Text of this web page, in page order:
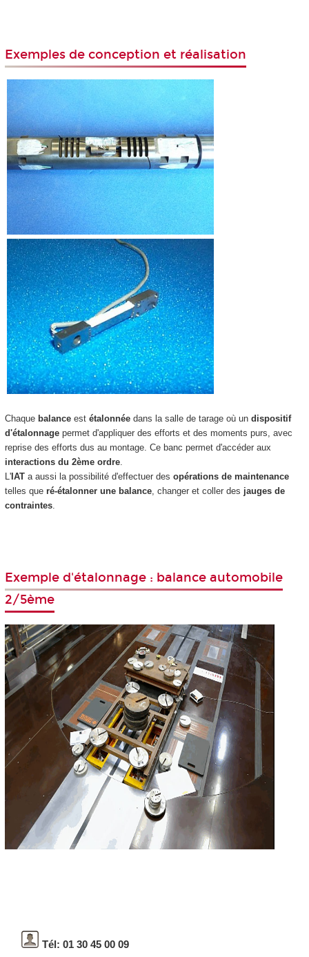
Exemples de conception et réalisation
Chaque balanceest étalonnée dans la salle de tarage où un dispositif
d'étalonnagepermet d'appliquer des efforts et des moments purs, avec
reprise des efforts dus au montage. Ce banc permet d'accéder aux
interactions du 2ème ordre.
L'IATa aussi la possibilité d'effectuer des opérations de maintenance
telles que ré-étalonner une balance, changer et coller des jauges de
contraintes.
Exemple d'étalonnage : balance automobile
2/5ème
Tél: 01 30 45 00 09